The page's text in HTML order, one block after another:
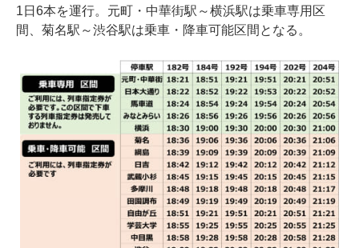
1日6本を運行。元町・中華街駅～横浜駅は乗車専用区
間、菊名駅～渋谷駅は乗車・降車可能区間となる。